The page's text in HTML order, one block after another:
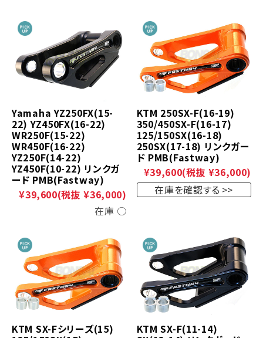
Yamaha YZ250FX(15-
22) YZ450FX(16-22)
WR250F(15-22)
WR450F(16-22)
YZ250F(14-22)
YZ450F(10-22) リンクガ
ード PMB(Fastway)
¥39,600(税抜 ¥36,000)
在庫 ○
KTM 250SX-F(16-19)
350/450SX-F(16-17)
125/150SX(16-18)
250SX(17-18) リンクガー
ド PMB(Fastway)
¥39,600(税抜 ¥36,000)
在庫を確認する
KTM SX-Fシリーズ(15) KTM SX-F(11-14)